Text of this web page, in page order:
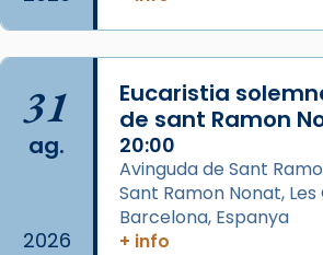
pontifici, amb orquestra i cor, i
duració aproximada de tres
processó (recuperada el
del temple amb les relíquies
Des de 1985 hi participa
diablesses amb música i ball
gran a Mataró.
«Si vols saber què és calor,
Santes a Mataró»🥵.
31
ag.
2026
Eucaristia
de sant Ramon
20:00
Avinguda de Sant
Sant Ramon Nonat, Les
Barcelona, Espanya
+ info